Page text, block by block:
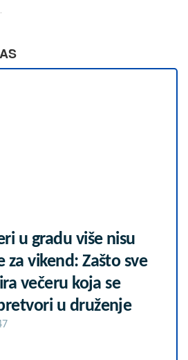
u gradu više nisu
za vikend: Zašto sve
večeru koja se
u druženje